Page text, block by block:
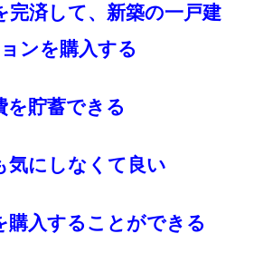
済して、新築の一戸建
ンを購入する
貯蓄できる
にしなくて良い
入することができる